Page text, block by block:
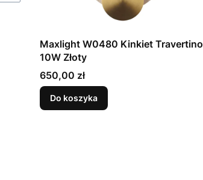
Maxlight W0480 Kinkiet Travertino
10W Złoty
Cena
650,00 zł
Do koszyka